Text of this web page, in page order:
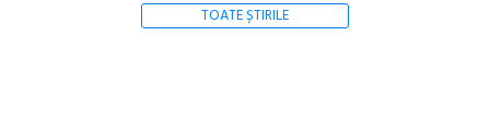
TOATE ȘTIRILE